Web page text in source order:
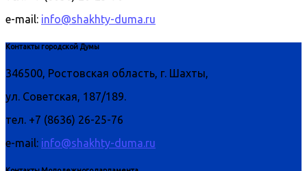
e-mail: info@shakhty-duma.ru
Контакты городской Думы
346500, Ростовская область, г. Шахты,
ул. Советская, 187/189.
тел. +7 (8636) 26-25-76
e-mail: info@shakhty-duma.ru